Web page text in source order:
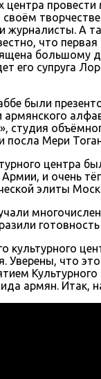
центра
А
что
большому
его супруга
были
студия
посла Мери
центра
и очень
элиты
культурного
Уверены, что
армян. Итак,